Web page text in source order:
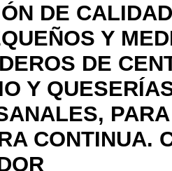
DE
Y
DE
Y
CONTINUA.